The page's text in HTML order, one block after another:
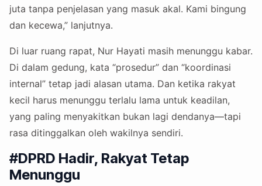
juta tanpa penjelasan yang masuk akal. Kami bingung
dan kecewa,” lanjutnya.
Di luar ruang rapat, Nur Hayati masih menunggu kabar.
Di dalam gedung, kata “prosedur” dan “koordinasi
internal” tetap jadi alasan utama. Dan ketika rakyat
kecil harus menunggu terlalu lama untuk keadilan,
yang paling menyakitkan bukan lagi dendanya—tapi
rasa ditinggalkan oleh wakilnya sendiri.
#DPRD Hadir, Rakyat Tetap
Menunggu